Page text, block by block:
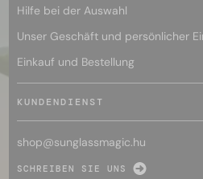
Hilfe bei der Auswahl
Unser Geschäft und persönlicher
Einkauf und Bestellung
KUNDENDIENST
shop@sunglassmagic.hu
SCHREIBEN SIE UNS